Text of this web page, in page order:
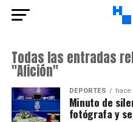
Todas las entradas
"Afición"
DEPORTES hace
Minuto de
fotógrafa y